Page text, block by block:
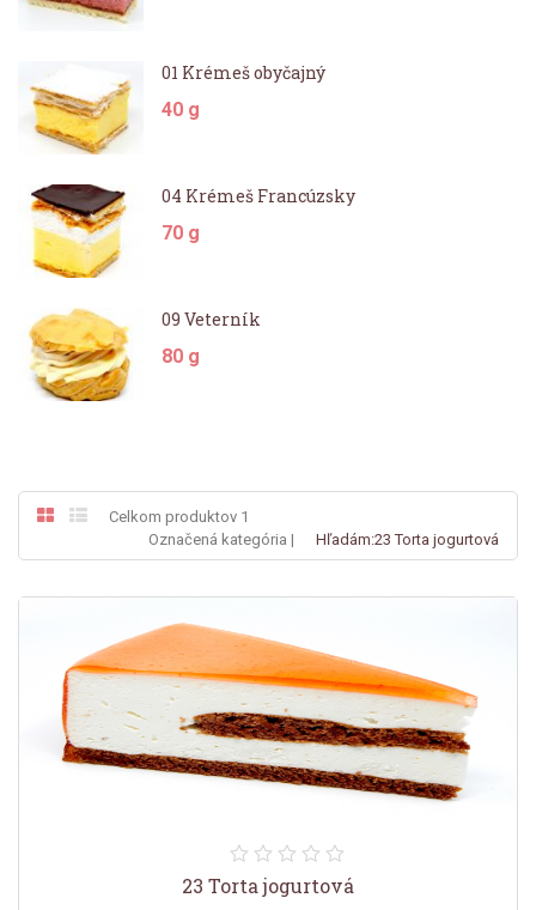
01 Krémeš obyčajný
40 g
04 Krémeš Francúzsky
70 g
09 Veterník
80 g
Celkom produktov 1
Označená kategória |
Hľadám:23 Torta jogurtová
23 Torta jogurtová